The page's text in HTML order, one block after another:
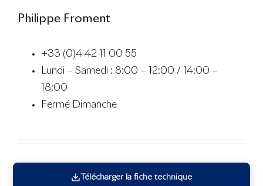
Philippe Froment
+33 (0)4 42 11 00 55
Lundi – Samedi : 8:00 – 12:00 / 14:00 –
18:00
Fermé Dimanche
Télécharger la fiche technique